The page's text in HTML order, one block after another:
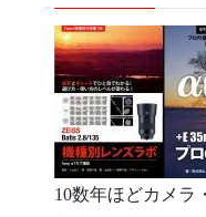
10数年ほどカメラ